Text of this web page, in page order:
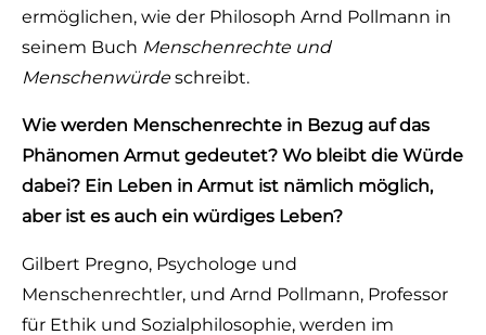
ermöglichen, wie der Philosoph Arnd Pollmann in
seinem Buch Menschenrechte und
Menschenwürdeschreibt.
Wie werden Menschenrechte in Bezug auf das
Phänomen Armut gedeutet? Wo bleibt die Würde
dabei? Ein Leben in Armut ist nämlich möglich,
aber ist es auch ein würdiges Leben?
Gilbert Pregno, Psychologe und
Menschenrechtler, und Arnd Pollmann, Professor
für Ethik und Sozialphilosophie, werden im